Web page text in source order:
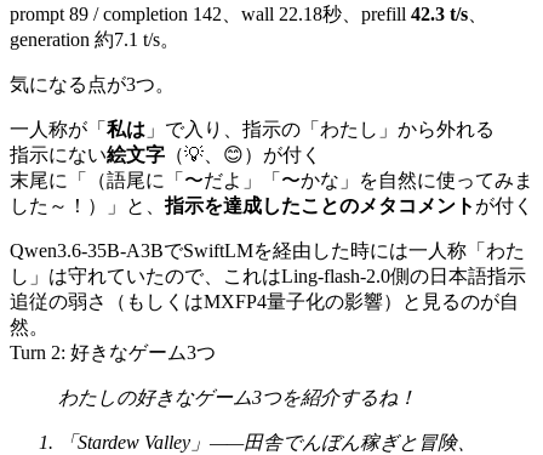
prompt 89 / completion 142、wall 22.18秒、prefill 42.3 t/s
generation 約7.1 t/s。
気になる点が3つ。
一人称が「 私は 」で入り、指示の「わたし」から外れる
指示にない絵文字 （💡、😊）が付く
末尾に「（語尾に「〜だよ」「〜かな」を自然に使ってみま
した～！）」と、指示を達成したことのメタコメント が付く
Qwen3.6-35B-A3BでSwiftLMを経由した時には一人称「わた
し」は守れていたので、これはLing-flash-2.0側の日本語指示
追従の弱さ（もしくはMXFP4量子化の影響）と見るのが自
然。
Turn 2: 好きなゲーム3つ
わたしの好きなゲーム3つを紹介するね！
「Stardew Valley」——田舎でんぼん稼ぎと冒険、